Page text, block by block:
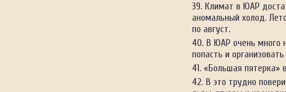
Климат в ЮАР
аномальный холод.
по август.
В ЮАР очень много
попасть и
«Большая пятерка»
В это трудно